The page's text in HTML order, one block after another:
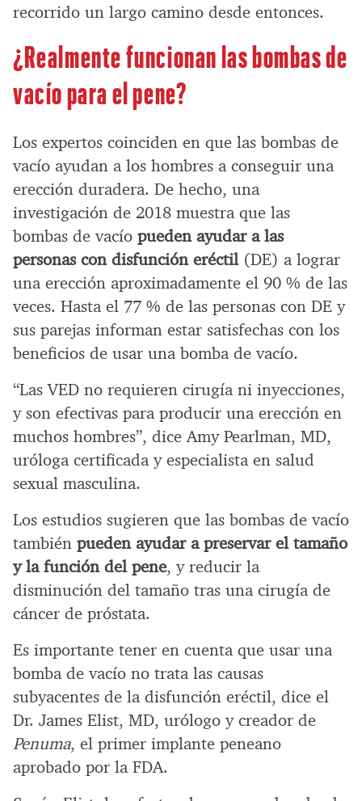
recorrido un largo camino desde entonces.
¿Realmente funcionan las bombas de
vacío para el pene?
Los expertos coinciden en que las bombas de
vacío ayudan a los hombres a conseguir una
erección duradera. De hecho, una
investigación de 2018 muestra que las
bombas de vacío pueden ayudar a las
personas con disfunción eréctil (DE) a lograr
una erección aproximadamente el 90 % de las
veces. Hasta el 77 % de las personas con DE y
sus parejas informan estar satisfechas con los
beneficios de usar una bomba de vacío.
“Las VED no requieren cirugía ni inyecciones,
y son efectivas para producir una erección en
muchos hombres”, dice Amy Pearlman, MD,
uróloga certificada y especialista en salud
sexual masculina.
Los estudios sugieren que las bombas de vacío
también pueden ayudar a preservar el tamaño
y la función del pene, y reducir la
disminución del tamaño tras una cirugía de
cáncer de próstata.
Es importante tener en cuenta que usar una
bomba de vacío no trata las causas
subyacentes de la disfunción eréctil, dice el
Dr. James Elist, MD, urólogo y creador de
Penuma, el primer implante peneano
aprobado por la FDA.